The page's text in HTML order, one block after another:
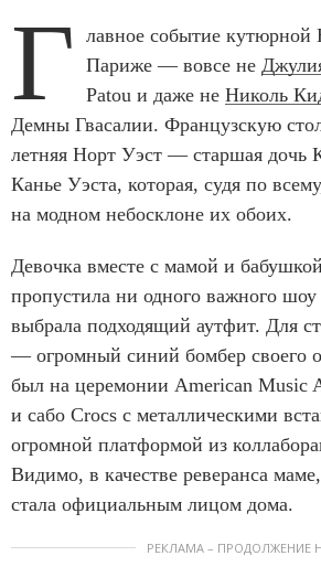
Г
лавное событие кутюрной
Париже — вовсе не
Patou и даже не Николь
Демны Гвасалии. Французскую
летняя Норт Уэст — старшая дочь
Канье Уэста, которая, судя по
на модном небосклоне их обоих.
Девочка вместе с мамой и
пропустила ни одного важного
выбрала подходящий аутфит. Для
— огромный синий бомбер своего
был на церемонии American Music
и сабо Crocs с металлическими
огромной платформой из
Видимо, в качестве реверанса
стала официальным лицом дома.
РЕКЛАМА – ПРОДОЛЖЕНИЕ